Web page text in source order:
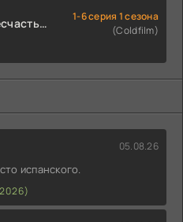
1-6 серия 1 сезона
(Coldfilm)
05.08.26
испанского.